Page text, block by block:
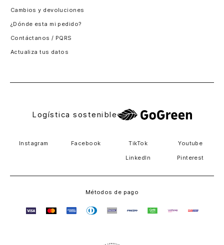
Cambios y devoluciones
¿Dónde esta mi pedido?
Contáctanos / PQRS
Actualiza tus datos
Logística sostenible
Instagram Facebook TikTok Youtube
LinkedIn Pinterest
Métodos de pago